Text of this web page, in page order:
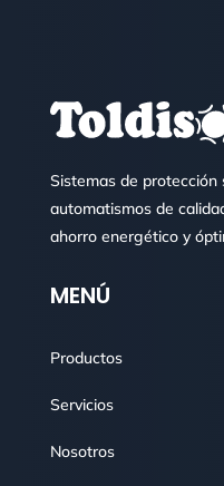
Sistemas de
automatismos de
ahorro energético y
MENÚ
Productos
Servicios
Nosotros